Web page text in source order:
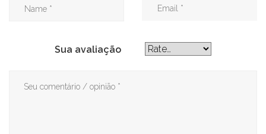
Sua avaliação